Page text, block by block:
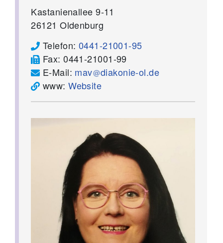
Kastanienallee 9-11
26121 Oldenburg
Telefon: 0441-21001-95
Fax:0441-21001-99
E-Mail: mav
diakonie-ol.de
www:Website